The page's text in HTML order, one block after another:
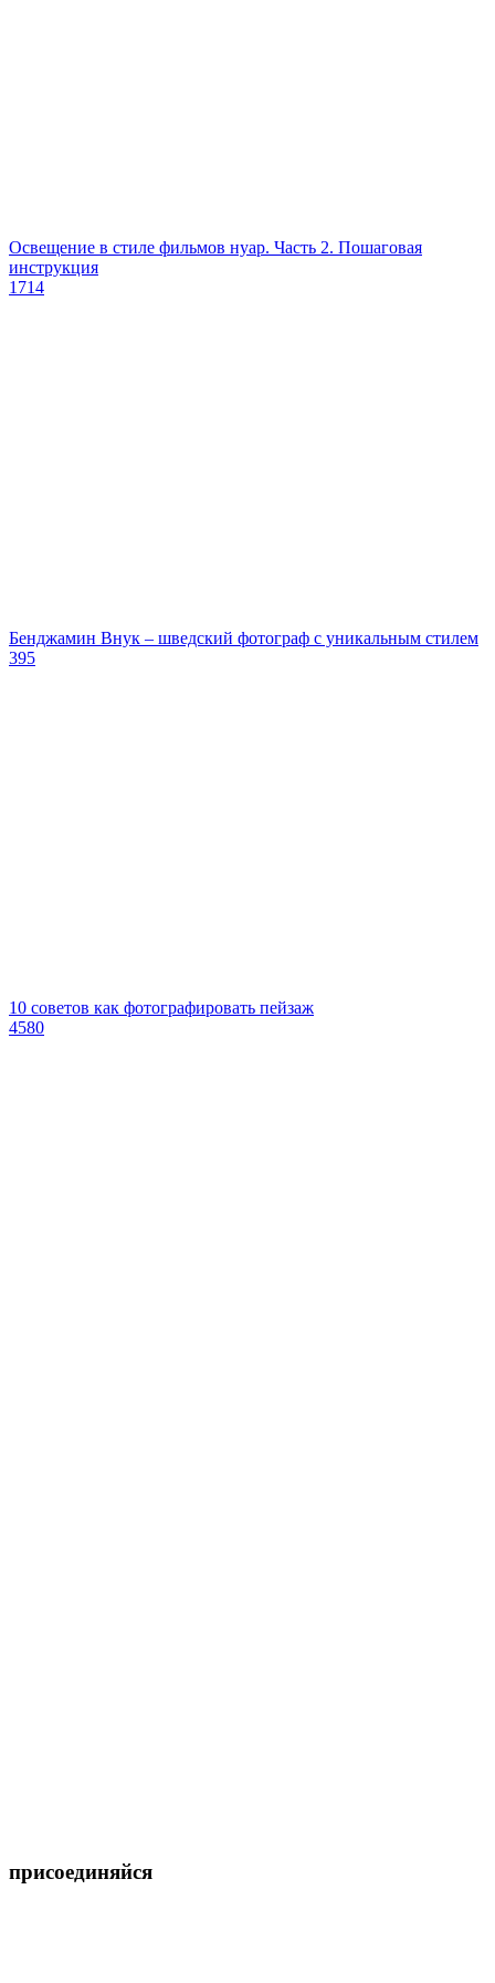
Освещение в стиле фильмов нуар. Часть 2. Пошаговая
инструкция
1714
Бенджамин Внук – шведский фотограф с уникальным стилем
395
10 советов как фотографировать пейзаж
4580
присоединяйся